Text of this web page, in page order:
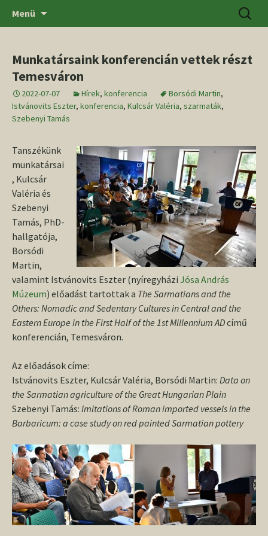
SZTE BTK Régészeti Tanszék
Menü
Munkatársaink konferencián vettek részt
Temesváron
2022-07-07 Hírek, konferencia Borsódi Martin,
Istvánovits Eszter, konferencia, Kulcsár Valéria, szarmaták,
Szebenyi Tamás
Tanszékünk
munkatársai
, Kulcsár
Valéria és
Szebenyi
Tamás, PhD-
hallgatója,
Borsódi
Martin,
valamint Istvánovits Eszter (nyíregyházi Jósa András
Múzeum) előadást tartottak a The Sarmatians and the
Others: Nomadic and Sedentary Cultures in Central and the
Eastern Europe in the First Half of the 1st Millennium ADcímű
konferencián, Temesváron.
Az előadások címe:
Istvánovits Eszter, Kulcsár Valéria, Borsódi Martin: Data on
the Sarmatian agriculture of the Great Hungarian Plain
Szebenyi Tamás: Imitations of Roman imported vessels in the
Barbaricum: a case study on red painted Sarmatian pottery